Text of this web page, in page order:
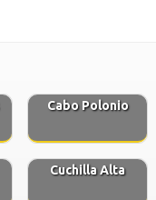
Cabo Polonio
Cuchilla Alta